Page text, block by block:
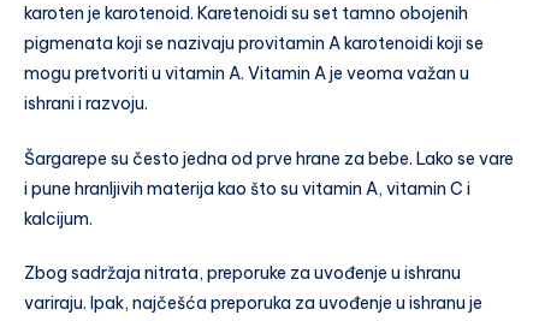
karoten je karotenoid. Karetenoidi su set tamno obojenih
pigmenata koji se nazivaju provitamin A karotenoidi koji se
mogu pretvoriti u vitamin A. Vitamin A je veoma važan u
ishrani i razvoju.
Šargarepe su često jedna od prve hrane za bebe. Lako se vare
i pune hranljivih materija kao što su vitamin A, vitamin C i
kalcijum.
Zbog sadržaja nitrata, preporuke za uvođenje u ishranu
variraju. Ipak, najčešća preporuka za uvođenje u ishranu je